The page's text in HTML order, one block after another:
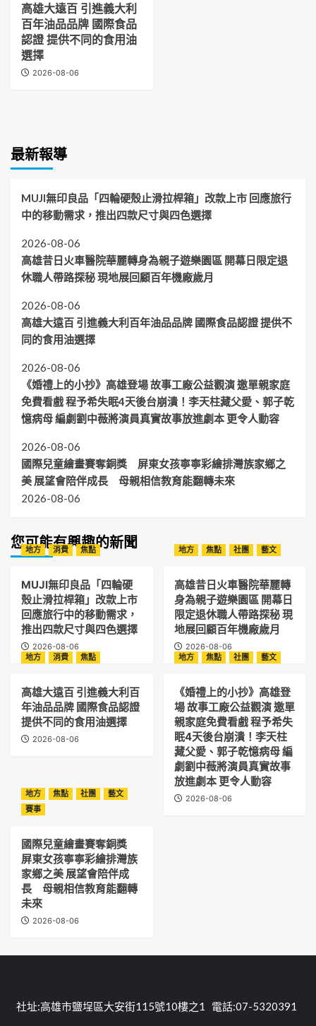
高雄大遠百 引進義大利
百年油品品牌 國際食品
認證 提供不同的食用油
選擇
2026-08-06
最新報導
MUJI無印良品「四輪硬殼止滑拉桿箱」改款上市 回應旅行
中的移動需求，推出四款尺寸與四色選擇
2026-08-06
高雄昔日火車醫院華麗轉身為親子遊樂園區 開幕日限定退
休職人帶路探秘 現地展回顧百年機廠歲月
2026-08-06
高雄大遠百 引進義大利百年油品品牌 國際食品認證 提供不
同的食用油選擇
2026-08-06
《婚禮上的小抄》高雄登場 故事工廠公益觀演 邀單親家庭
免費看戲 程予希失眠4天後台崩潰！李天柱藏父愛、郭子乾
憶病母 編劇劉中薇將演員真實故事放進劇本 更令人動容
2026-08-06
國際兒童繪畫賽奪銅獎 屏東女孩寧寧彩繪排灣族家鄉之
美 展望會陪伴成長 母親相信教育能翻轉未來
2026-08-06
您可能有興趣的新聞
地方 消費 焦點
MUJI無印良品「四輪硬
殼止滑拉桿箱」改款上市
回應旅行中的移動需求，
推出四款尺寸與四色選擇
2026-08-06
地方 焦點 社團 藝文
高雄昔日火車醫院華麗轉
身為親子遊樂園區 開幕日
限定退休職人帶路探秘 現
地展回顧百年機廠歲月
2026-08-06
地方
消費 焦點
高雄大遠百 引進義大利百
年油品品牌 國際食品認證
提供不同的食用油選擇
2026-08-06
地方 焦點 社團 藝文
《婚禮上的小抄》高雄登
場 故事工廠公益觀演 邀單
親家庭免費看戲 程予希失
眠4天後台崩潰！李天柱
藏父愛、郭子乾憶病母 編
劇劉中薇將演員真實故事
放進劇本 更令人動容
2026-08-06
地方 焦點 社團
藝文
賽事
國際兒童繪畫賽奪銅獎
屏東女孩寧寧彩繪排灣族
家鄉之美 展望會陪伴成
長 母親相信教育能翻轉
未來
2026-08-06
社址:高雄市鹽埕區大安街115號10樓之1 電話:07-5320391